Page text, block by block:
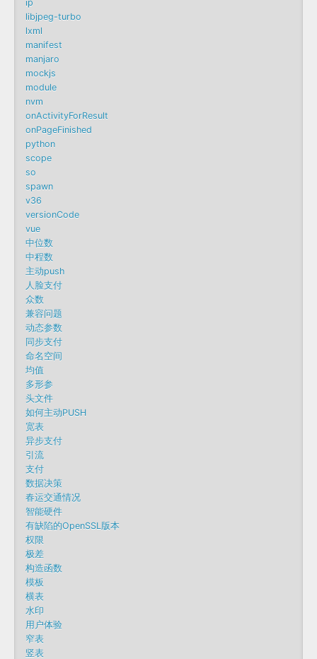
ip
libjpeg-turbo
lxml
manifest
manjaro
mockjs
module
nvm
onActivityForResult
onPageFinished
python
scope
so
spawn
v36
versionCode
vue
中位数
中程数
主动push
人脸支付
众数
兼容问题
动态参数
同步支付
命名空间
均值
多形参
头文件
如何主动PUSH
宽表
异步支付
引流
支付
数据决策
春运交通情况
智能硬件
有缺陷的OpenSSL版本
权限
极差
构造函数
模板
横表
水印
用户体验
窄表
竖表